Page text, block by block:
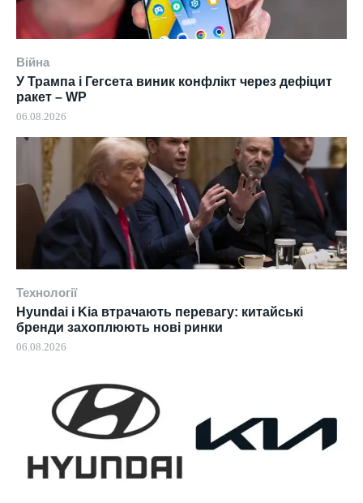
Війна
У Трампа і Гегсета виник конфлікт через дефіцит
ракет – WP
06.08.2026
Технології
Hyundai і Kia втрачають перевагу: китайські
бренди захоплюють нові ринки
06.08.2026